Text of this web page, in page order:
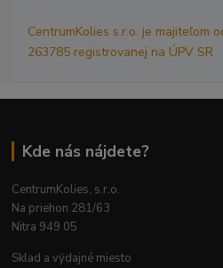
CentrumKolies s.r.o. je majiteľom
263785 registrovanej na ÚPV SR
Kde nás nájdete?
CentrumKolies, s.r.o.
Na priehon 281/63
Nitra 949 05
Sklad a výdajné miesto